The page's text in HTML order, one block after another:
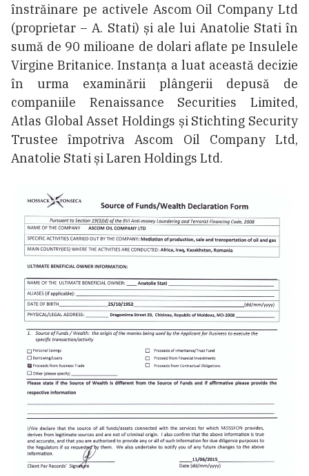
înstrăinare pe activele Ascom Oil Company Ltd
(proprietar – A. Stati) și ale lui Anatolie Stati în
sumă de 90 milioane de dolari aflate pe Insulele
Virgine Britanice. Instanța a luat această decizie
în urma examinării plângerii depusă de
companiile Renaissance Securities Limited,
Atlas Global Asset Holdings și Stichting Security
Trustee împotriva Ascom Oil Company Ltd,
Anatolie Stati și Laren Holdings Ltd.